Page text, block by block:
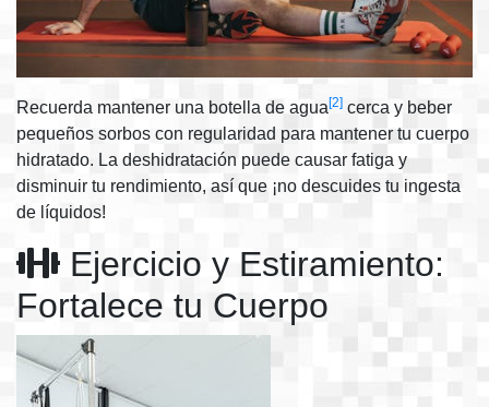
Recuerda mantener una botella de agua[2] cerca y beber
pequeños sorbos con regularidad para mantener tu cuerpo
hidratado. La deshidratación puede causar fatiga y
disminuir tu rendimiento, así que ¡no descuides tu ingesta
de líquidos!
Ejercicio y Estiramiento:
Fortalece tu Cuerpo